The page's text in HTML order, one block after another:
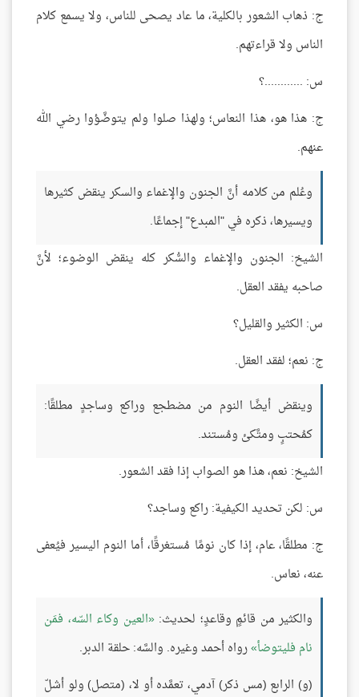
ج: ذهاب الشعور بالكلية، ما عاد يصحى للناس، ولا يسمع كلام
الناس ولا قراءتهم.
س: ............؟
ج: هذا هو، هذا النعاس؛ ولهذا صلوا ولم يتوضَّؤوا رضي الله
عنهم.
وعُلم من كلامه أنَّ الجنون والإغماء والسكر ينقض كثيرها
ويسيرها، ذكره في "المبدع" إجماعًا.
الشيخ: الجنون والإغماء والسُّكر كله ينقض الوضوء؛ لأنَّ
صاحبه يفقد العقل.
س: الكثير والقليل؟
ج: نعم؛ لفقد العقل.
وينقض أيضًا النوم من مضطجع وراكع وساجدٍ مطلقًا:
كمُحتبٍ ومتَّكئ ومُستند.
الشيخ: نعم، هذا هو الصواب إذا فقد الشعور.
س: لكن تحديد الكيفية: راكع وساجد؟
ج: مطلقًا، عام، إذا كان نومًا مُستغرقًا، أما النوم اليسير فيُعفى
عنه، نعاس.
والكثير من قائمٍ وقاعدٍ؛ لحديث: العين وكاء السّه، فمَن
نام فليتوضأ رواه أحمد وغيره. والسَّه: حلقة الدبر.
(و) الرابع (مس ذكر) آدمي، تعمَّده أو لا، (متصل) ولو أشلّ